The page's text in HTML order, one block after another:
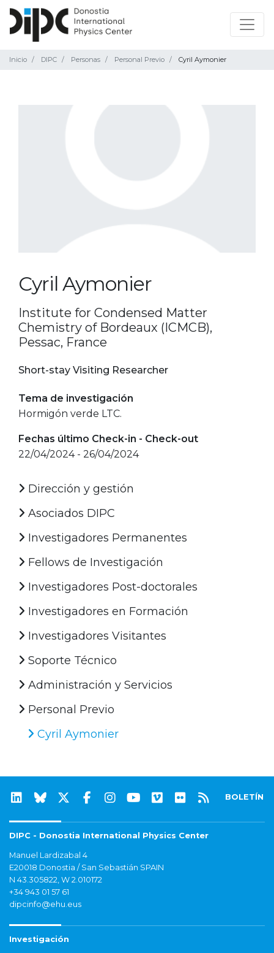
Inicio DIPC Personas Personal Previo Cyril Aymonier
Cyril Aymonier
Institute for Condensed Matter
Chemistry of Bordeaux (ICMCB),
Pessac, France
Short-stay Visiting Researcher
Tema de investigación
Hormigón verde LTC.
Fechas último Check-in - Check-out
22/04/2024 - 26/04/2024
Dirección y gestión
Asociados DIPC
Investigadores Permanentes
Fellows de Investigación
Investigadores Post-doctorales
Investigadores en Formación
Investigadores Visitantes
Soporte Técnico
Administración y Servicios
Personal Previo
Cyril Aymonier
BOLETÍN
DIPC - Donostia International Physics Center
Manuel Lardizabal 4
E20018 Donostia / San Sebastián SPAIN
N 43.305822, W 2.010172
+34 943 01 57 61
dipcinfo@ehu.eus
Investigación